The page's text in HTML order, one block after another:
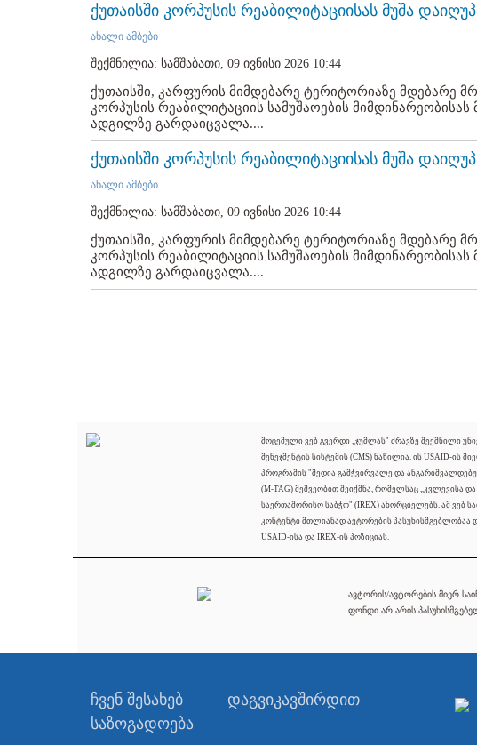
ქუთაისში კორპუსის რეაბილიტაციისას მუშა
ახალი ამბები
შექმნილია: სამშაბათი, 09 ივნისი 2026 10:44
ქუთაისში, კარფურის მიმდებარე ტერიტორიაზე მდებარე
კორპუსის რეაბილიტაციის სამუშაოების
ადგილზე გარდაიცვალა....
ქუთაისში კორპუსის რეაბილიტაციისას მუშა
ახალი ამბები
შექმნილია: სამშაბათი, 09 ივნისი 2026 10:44
ქუთაისში, კარფურის მიმდებარე ტერიტორიაზე მდებარე
კორპუსის რეაბილიტაციის სამუშაოების
ადგილზე გარდაიცვალა....
მოცემული ვებ გვერდი „ჯუმლას" ძრავზე შექმნილი
მენეჯმენტის სისტემის (CMS) ნაწილია. ის USAID-ის
პროგრამის "მედია გამჭვირვალე და
(M-TAG) მეშვეობით შეიქმნა, რომელსაც „კვლევისა
საერთაშორისო საბჭო" (IREX) ახორციელებს. ამ ვებ
კონტენტი მთლიანად ავტორების პასუხისმგებლობაა
USAID-ისა და IREX-ის პოზიციას.
ავტორის/ავტორების მიერ
ფონდი არ არის
ჩვენ შესახებ
დაგვიკავშირდით
საზოგადოება